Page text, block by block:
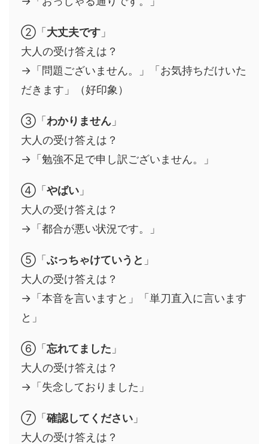
②「大丈夫です 」
大人の受け答えは？
→「問題ございません。」「お気持ちだけいた
だきます」（好印象）
③「わかりません 」
大人の受け答えは？
→「勉強不足で申し訳ございません。」
④「やばい 」
大人の受け答えは？
→「都合が悪い状況です。」
⑤「ぶっちゃけていうと 」
大人の受け答えは？
→「本音を言いますと」「単刀直入に言います
と」
⑥「忘れてました 」
大人の受け答えは？
→「失念しておりました」
⑦「確認してください 」
大人の受け答えは？